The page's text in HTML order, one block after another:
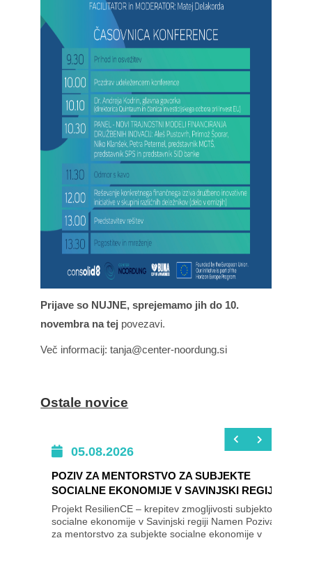
Prijave so NUJNE, sprejemamo jih do 10.
novembra na tej povezavi.
Več informacij: tanja@center-noordung.si
Ostale novice
05.08.2026
POZIV ZA MENTORSTVO ZA SUBJEKTE
SOCIALNE EKONOMIJE V SAVINJSKI REGIJI
Projekt ResilienCE – krepitev zmogljivosti subjektov
socialne ekonomije v Savinjski regiji Namen Poziva
za mentorstvo za subjekte socialne ekonomije v